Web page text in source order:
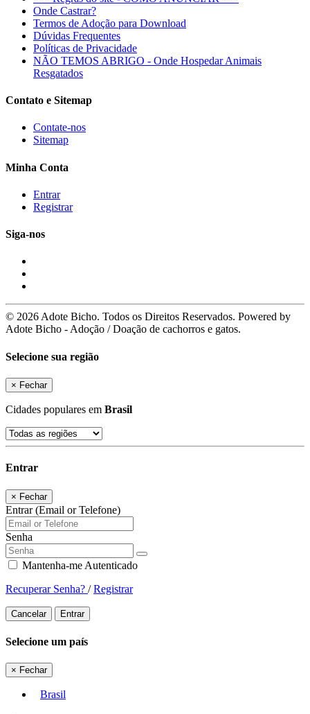
Onde Castrar?
Termos de Adoção para Download
Dúvidas Frequentes
Políticas de Privacidade
NÃO TEMOS ABRIGO - Onde Hospedar Animais
Resgatados
Contato e Sitemap
Contate-nos
Sitemap
Minha Conta
Entrar
Registrar
Siga-nos
© 2026 Adote Bicho. Todos os Direitos Reservados. Powered by
Adote Bicho - Adoção / Doação de cachorros e gatos.
Selecione sua região
× Fechar
Cidades populares em Brasil
Entrar
× Fechar
Entrar (Email or Telefone)
Senha
Mantenha-me Autenticado
Recuperar Senha? /Registrar
Cancelar Entrar
Selecione um país
× Fechar
Brasil